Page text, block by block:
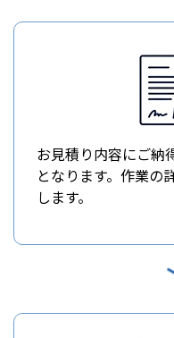
お見積り内容にご納
となります。作業の
します。